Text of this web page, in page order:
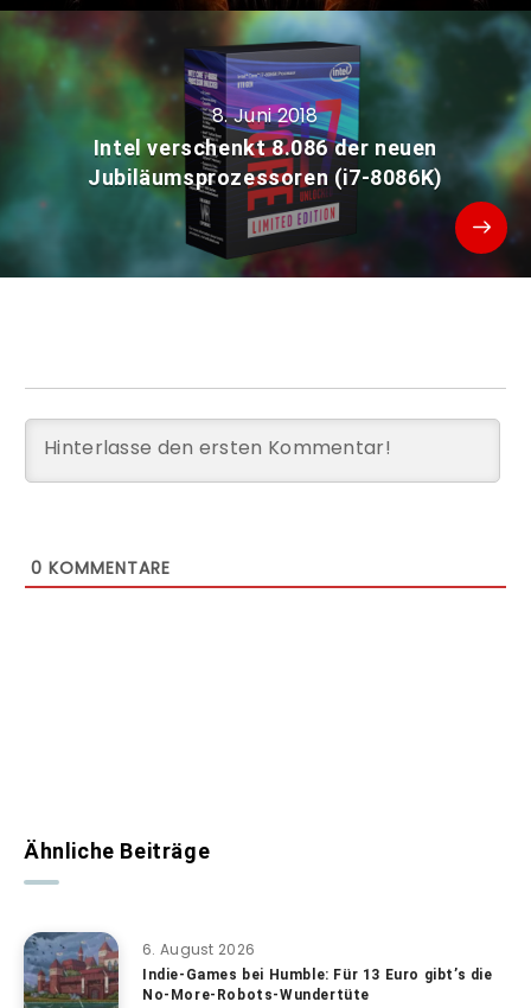
8. Juni 2018
Intel verschenkt 8.086 der neuen
Jubiläumsprozessoren (i7-8086K)
0 KOMMENTARE
Ähnliche Beiträge
6. August 2026
Indie-Games bei Humble: Für 13 Euro gibt’s die
No-More-Robots-Wundertüte